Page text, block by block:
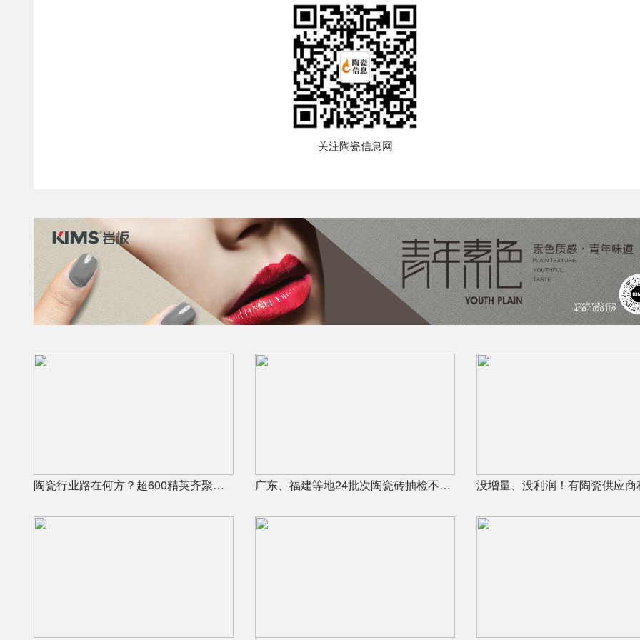
关注陶瓷信息网
陶瓷行业路在何方？超600精英齐聚陶业年度思想盛会，樊纲、何乾、龙建刚献智破局 广东、福建等地24批次陶瓷砖抽检不合格，67%为吸水率不达标